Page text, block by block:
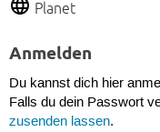
Planet
Anmelden
Du kannst dich hier
Falls du dein Passwort
zusenden lassen.